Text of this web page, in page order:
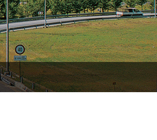
품질/환경 경영방침
바로가기